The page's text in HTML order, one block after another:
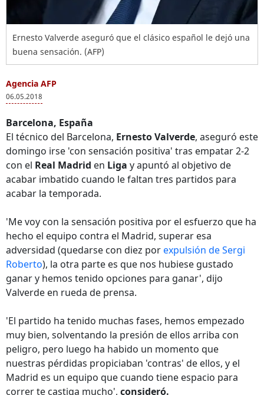
Ernesto Valverde aseguró que el clásico español le dejó una
buena sensación. (AFP)
Agencia AFP
06.05.2018
Barcelona, España
El técnico del Barcelona, Ernesto Valverde, aseguró este
domingo irse 'con sensación positiva' tras empatar 2-2
con el Real Madrid en Liga y apuntó al objetivo de
acabar imbatido cuando le faltan tres partidos para
acabar la temporada.
'Me voy con la sensación positiva por el esfuerzo que ha
hecho el equipo contra el Madrid, superar esa
adversidad (quedarse con diez porexpulsión de Sergi
Roberto), la otra parte es que nos hubiese gustado
ganar y hemos tenido opciones para ganar', dijo
Valverde en rueda de prensa.
'El partido ha tenido muchas fases, hemos empezado
muy bien, solventando la presión de ellos arriba con
peligro, pero luego ha habido un momento que
nuestras pérdidas propiciaban 'contras' de ellos, y el
Madrid es un equipo que cuando tiene espacio para
correr te castiga mucho', consideró.